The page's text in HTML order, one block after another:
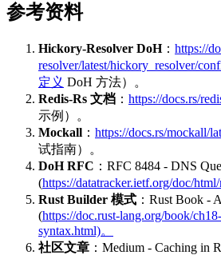
参考资料
Hickory-Resolver DoH： https://
resolver/latest/hickory_resolver/
定义 DoH 方法）。
Redis-Rs 文档 ： https://docs.rs/
示例）。
Mockall ： https://docs.rs/mockall/
试指南）。
DoH RFC ：RFC 8484 - DNS
(https://datatracker.ietf.org/doc/html/
Rust Builder 模式 ：Rust Book -
(https://doc.rust-lang.org/book/
syntax.html)。
社区文章 ：Medium - Caching in